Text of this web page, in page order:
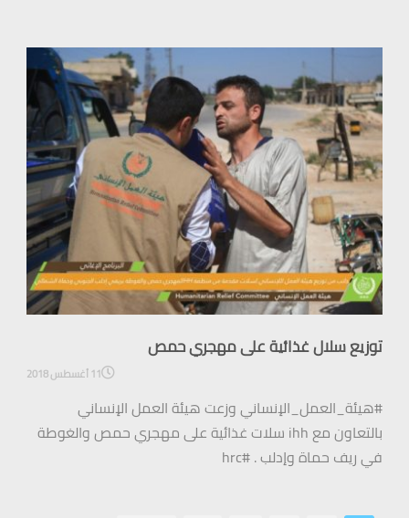
توزيع سلال غذائية على مهجري حمص
11 أغسطس 2018
#هيئة_العمل_الإنساني وزعت هيئة العمل الإنساني
بالتعاون مع ihh سلات غذائية على مهجري حمص والغوطة
في ريف حماة وإدلب . #hrc